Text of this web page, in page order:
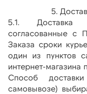
5.
5.1. Доставка
согласованные с
Заказа сроки
один из пунктов
интернет-магазина
Способ
самовывозе)